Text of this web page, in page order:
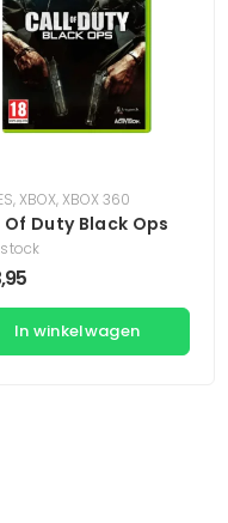
,XBOX,XBOX 360
Of Duty Black Ops
In winkelwagen